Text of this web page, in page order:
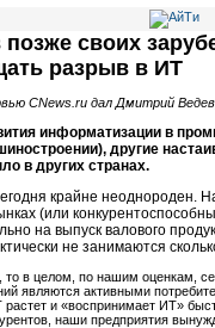
своих
разрыв в ИТ
CNews.ru дал Дмитрий
информатизации в
другие
в других странах.
крайне неоднороден.
(или
на выпуск валового
не занимаются
в целом, по нашим оценкам,
являются активными
растет и «воспринимает ИТ»
наши предприятия